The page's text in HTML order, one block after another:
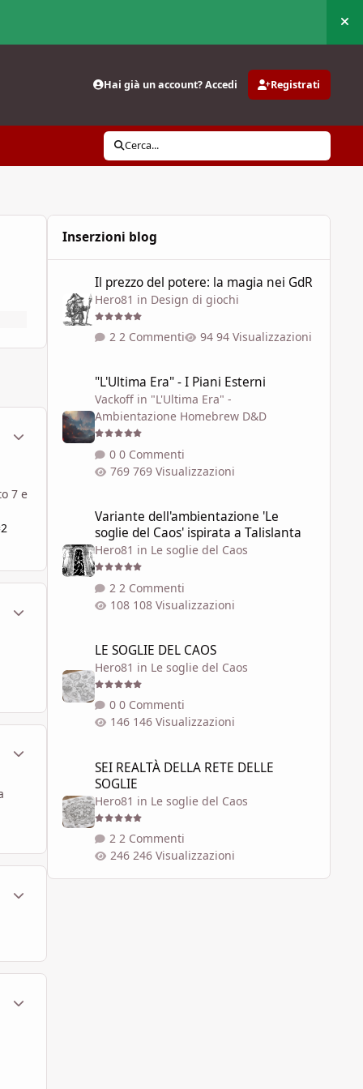
Hai già un account? Accedi Registrati
Cerca...
Statistiche Autore
7 e
Statistiche Autore
Inserzioni blog
Il prezzo del potere: la magia nei GdR
Hero81 in Design di giochi
2 Commenti 94 Visualizzazioni
"L'Ultima Era" - I Piani Esterni
Vackoffin "L'Ultima Era" -
Ambientazione Homebrew D&D
0 Commenti
769 Visualizzazioni
Variante dell'ambientazione 'Le
soglie del Caos' ispirata a Talislanta
Hero81 in Le soglie del Caos
2 Commenti
108 Visualizzazioni
LE SOGLIE DEL CAOS
Hero81 in Le soglie del Caos
0 Commenti
146 Visualizzazioni
SEI REALTÀ DELLA RETE DELLE
SOGLIE
Hero81 in Le soglie del Caos
2 Commenti
246 Visualizzazioni